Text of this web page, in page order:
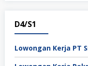
D4/S1
Lowongan Kerja PT